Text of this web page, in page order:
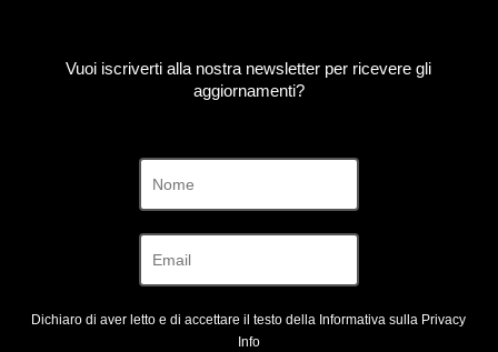
Vuoi iscriverti alla nostra newsletter per ricevere gli
aggiornamenti?
Dichiaro di aver letto e di accettare il testo della Informativa sulla Privacy
Info